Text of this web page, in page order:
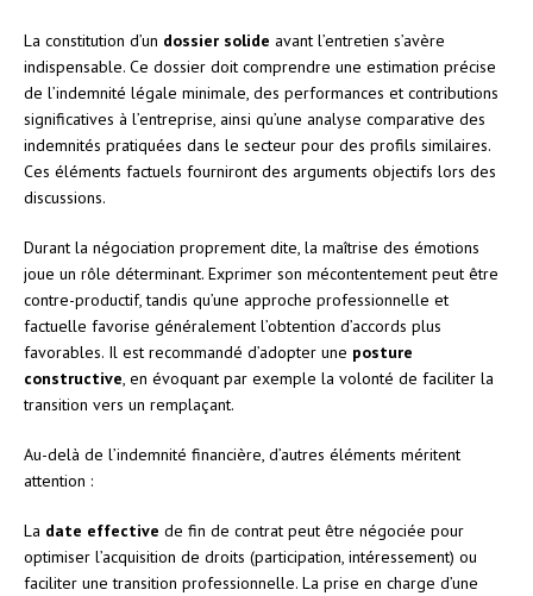
La constitution d’un dossier solide avant l’entretien s’avère
indispensable. Ce dossier doit comprendre une estimation précise
de l’indemnité légale minimale, des performances et contributions
significatives à l’entreprise, ainsi qu’une analyse comparative des
indemnités pratiquées dans le secteur pour des profils similaires.
Ces éléments factuels fourniront des arguments objectifs lors des
discussions.
Durant la négociation proprement dite, la maîtrise des émotions
joue un rôle déterminant. Exprimer son mécontentement peut être
contre-productif, tandis qu’une approche professionnelle et
factuelle favorise généralement l’obtention d’accords plus
favorables. Il est recommandé d’adopter une posture
constructive, en évoquant par exemple la volonté de faciliter la
transition vers un remplaçant.
Au-delà de l’indemnité financière, d’autres éléments méritent
attention :
La date effective de fin de contrat peut être négociée pour
optimiser l’acquisition de droits (participation, intéressement) ou
faciliter une transition professionnelle. La prise en charge d’une